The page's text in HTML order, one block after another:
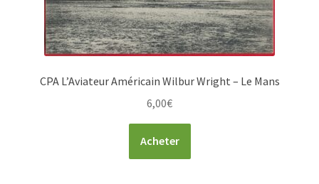
CPA L’Aviateur Américain Wilbur Wright – Le Mans
6,00€
Acheter